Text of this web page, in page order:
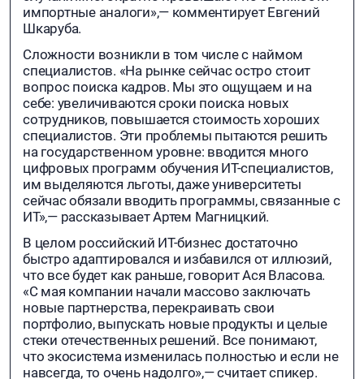
импортные аналоги»,— комментирует Евгений
Шкаруба.
Сложности возникли в том числе с наймом
специалистов. «На рынке сейчас остро стоит
вопрос поиска кадров. Мы это ощущаем и на
себе: увеличиваются сроки поиска новых
сотрудников, повышается стоимость хороших
специалистов. Эти проблемы пытаются решить
на государственном уровне: вводится много
цифровых программ обучения ИТ-специалистов,
им выделяются льготы, даже университеты
сейчас обязали вводить программы, связанные с
ИТ»,— рассказывает Артем Магницкий.
В целом российский ИТ-бизнес достаточно
быстро адаптировался и избавился от иллюзий,
что все будет как раньше, говорит Ася Власова.
«С мая компании начали массово заключать
новые партнерства, перекраивать свои
портфолио, выпускать новые продукты и целые
стеки отечественных решений. Все понимают,
что экосистема изменилась полностью и если не
навсегда, то очень надолго»,— считает спикер.